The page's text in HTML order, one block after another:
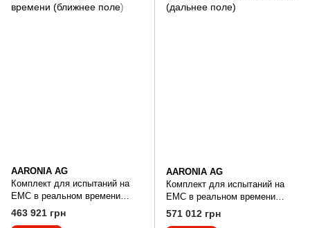
AARONIA AG
Комплект для испытаний на
EMC в реальном времени
(ближнее поле)
463 921 грн
AARONIA AG
Комплект для испытаний на
EMC в реальном времени
(дальнее поле)
571 012 грн